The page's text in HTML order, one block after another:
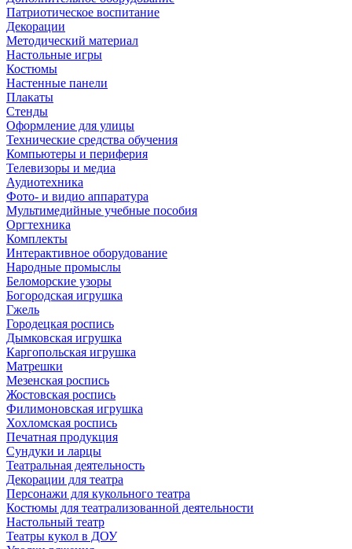
Патриотическое воспитание
Декорации
Методический материал
Настольные игры
Костюмы
Настенные панели
Плакаты
Стенды
Оформление для улицы
Технические средства обучения
Компьютеры и периферия
Телевизоры и медиа
Аудиотехника
Фото- и видио аппаратура
Мультимедийные учебные пособия
Оргтехника
Комплекты
Интерактивное оборудование
Народные промыслы
Беломорские узоры
Богородская игрушка
Гжель
Городецкая роспись
Дымковская игрушка
Каргопольская игрушка
Матрешки
Мезенская роспись
Жостовская роспись
Филимоновская игрушка
Хохломская роспись
Печатная продукция
Сундуки и ларцы
Театральная деятельность
Декорации для театра
Персонажи для кукольного театра
Костюмы для театрализованной деятельности
Настольный театр
Театры кукол в ДОУ